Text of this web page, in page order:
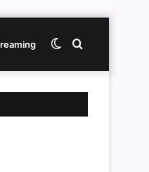
Cari
Switch